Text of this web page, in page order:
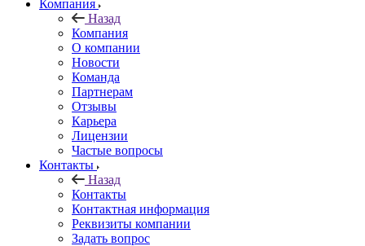
Компания
Назад
Компания
О компании
Новости
Команда
Партнерам
Отзывы
Карьера
Лицензии
Частые вопросы
Контакты
Назад
Контакты
Контактная информация
Реквизиты компании
Задать вопрос